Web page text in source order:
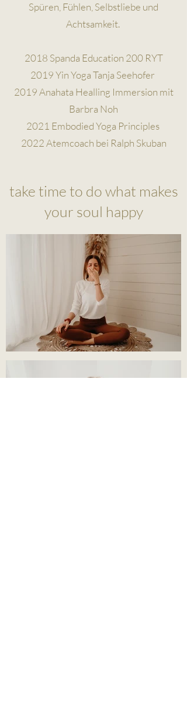
Spüren, Fühlen, Selbstliebe und
Achtsamkeit.
2018 Spanda Education 200 RYT
2019 Yin Yoga Tanja Seehofer
2019 Anahata Healling Immersion mit
Barbra Noh
2021 Embodied Yoga Principles
2022 Atemcoach bei Ralph Skuban
take time to do what makes
your soul happy